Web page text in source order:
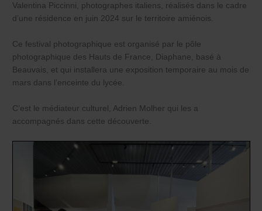
Valentina Piccinni, photographes italiens, réalisés dans le cadre
d’une résidence en juin 2024 sur le territoire amiénois.
Ce festival photographique est organisé par le pôle
photographique des Hauts de France, Diaphane, basé à
Beauvais, et qui installera une exposition temporaire au mois de
mars dans l’enceinte du lycée.
C’est le médiateur culturel, Adrien Molher qui les a
accompagnés dans cette découverte.